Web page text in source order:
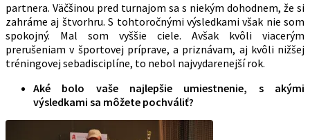
partnera. Väčšinou pred turnajom sa s niekým dohodnem, že si
zahráme aj štvorhru. S tohtoročnými výsledkami však nie som
spokojný. Mal som vyššie ciele. Avšak kvôli viacerým
prerušeniam v športovej príprave, a priznávam, aj kvôli nižšej
tréningovej sebadisciplíne, to nebol najvydarenejší rok.
Aké bolo vaše najlepšie umiestnenie, s akými
výsledkami sa môžete pochváliť?